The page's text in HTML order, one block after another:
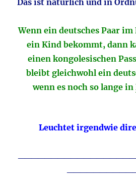
Das ist natürlich und in
Wenn ein deutsches Paar
ein Kind bekommt, dann
einen kongolesischen
bleibt gleichwohl ein
wenn es noch so lange in
Leuchtet irgendwie